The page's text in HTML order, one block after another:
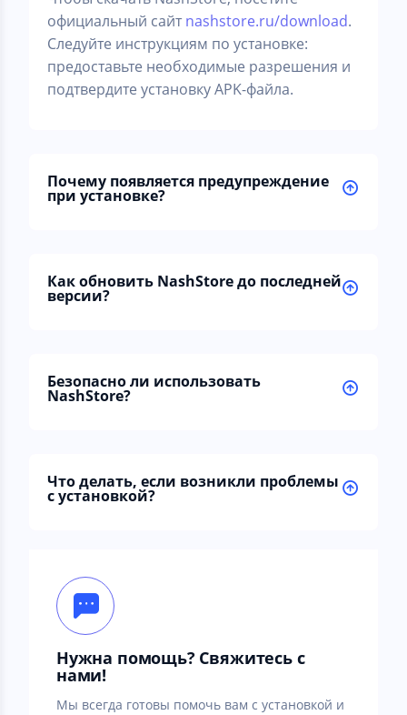
официальный сайтnashstore.ru/download.
Следуйте инструкциям по установке:
предоставьте необходимые разрешения и
подтвердите установку APK-файла.
Почему появляется предупреждение
при установке?
Как обновить NashStore до последней
версии?
Безопасно ли использовать
NashStore?
Что делать, если возникли проблемы
с установкой?
Нужна помощь? Свяжитесь с
нами!
Мы всегда готовы помочь вам с установкой и